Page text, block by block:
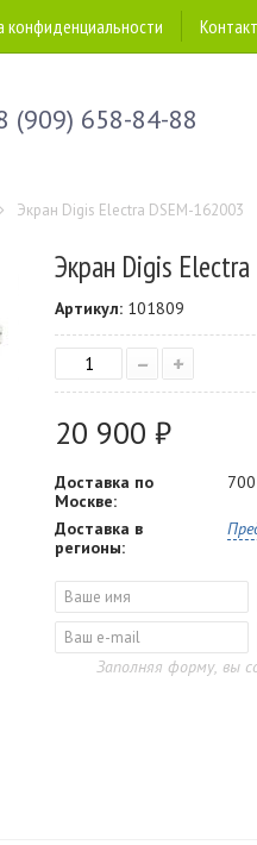
конфиденциальности
(909) 658-84-88
Экран Digis Electra DSEM-162003
Экран Digis
Артикул: 101809
– +
20 900 ₽
Доставка по
Москве:
Доставка в
регионы:
Заполняя форму, вы